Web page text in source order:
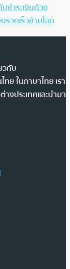
ชำระเงินด้วย
รวดเร็วข้ามโลก
วกับ
ย ในภาษาไทย เรา
งประเทศและนำมา